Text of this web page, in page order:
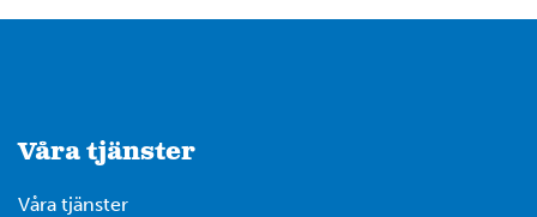
Våra tjänster
Våra tjänster